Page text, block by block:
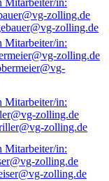
zolling.de
zolling.de
zolling.de